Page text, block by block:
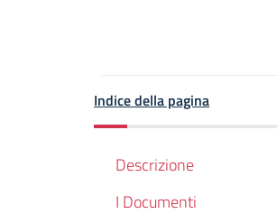
Indice della pagina
Descrizione
I Documenti